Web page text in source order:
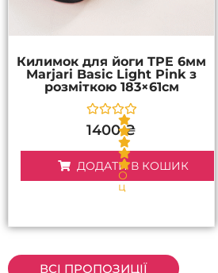
Килимок для йоги TPE 6мм
Marjari Basic Light Pink з
розміткою 183×61см
О
ц
н
в
0
1400₴
ДОДАТИ В КОШИК
ВСІ ПРОПОЗИЦІЇ